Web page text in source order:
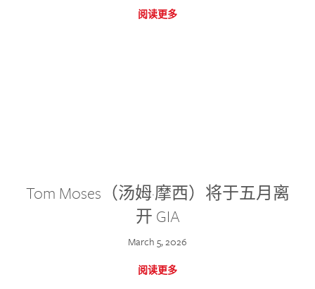
阅读更多
Tom Moses（汤姆·摩西）将于五月离
开 GIA
March 5, 2026
阅读更多